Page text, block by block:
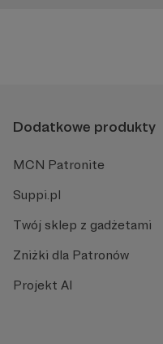
Dodatkowe produkty
MCN Patronite
Suppi.pl
Twój sklep z gadżetami
Zniżki dla Patronów
Projekt AI